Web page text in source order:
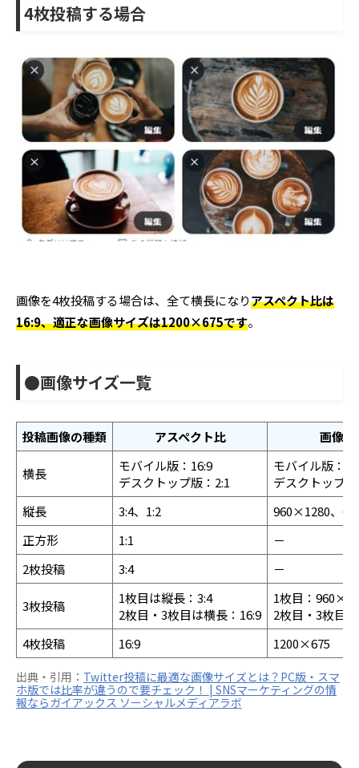
4枚投稿する場合
画像を4枚投稿する場合は、全て横長になりアスペクト比は
16:9、適正な画像サイズは1200×675です。
●画像サイズ一覧
投稿画像の種類 アスペクト比 画像サ
横長
モバイル版：16:9
デスクトップ版：2:1
モバイル版：
デスクトップ
縦長
3:4、1:2
960×1280、
正方形
1:1
－
2枚投稿
3:4 －
3枚投稿
1枚目は縦長：3:4
2枚目・3枚目は横長：16:9
1枚目：
2枚目・3枚目
4枚投稿
16:9 1200×675
出典・引用： Twitter投稿に最適な画像サイズとは？PC版・スマ
ホ版では比率が違うので要チェック！ | SNSマーケティングの情
報ならガイアックス ソーシャルメディアラボ